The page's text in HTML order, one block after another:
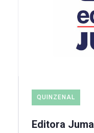
QUINZENAL
Editora Juma